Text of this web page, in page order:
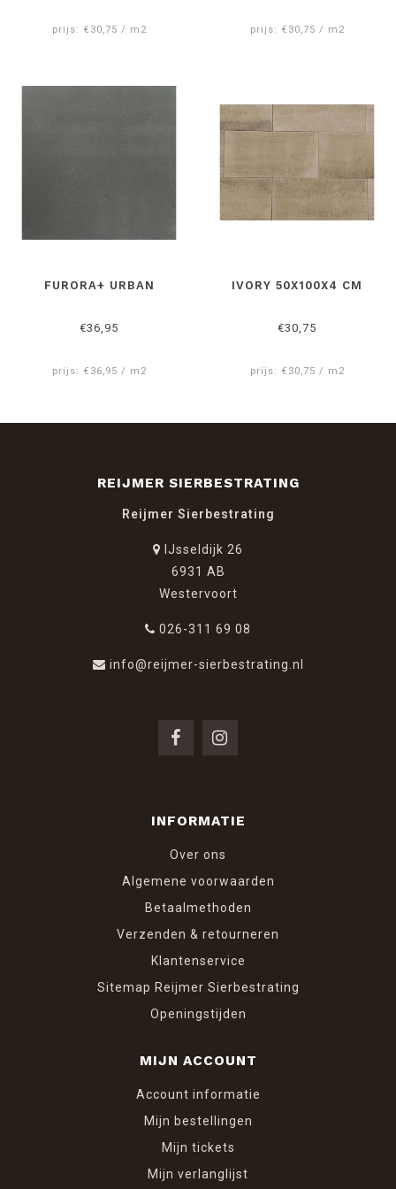
Reijmer sierbestrating
bent u aan het juiste adres voor
prijs: €30,75 / m2 prijs: €30,75 / m2
FURORA+ URBAN
€36,95
prijs: €36,95 / m2
IVORY 50X100X4 CM
€30,75
prijs: €30,75 / m2
REIJMER SIERBESTRATING
Reijmer Sierbestrating
IJsseldijk 26
6931 AB
Westervoort
026-311 69 08
info@reijmer-sierbestrating.nl
INFORMATIE
Over ons
Algemene voorwaarden
Betaalmethoden
Verzenden & retourneren
Klantenservice
Sitemap Reijmer Sierbestrating
Openingstijden
MIJN ACCOUNT
Account informatie
Mijn bestellingen
Mijn tickets
Mijn verlanglijst